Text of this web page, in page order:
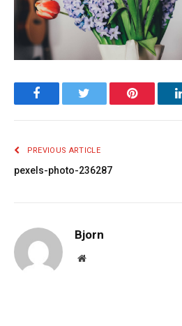
Facebook Pinterest
PREVIOUS ARTICLE
pexels-photo-236287
Bjorn
Website